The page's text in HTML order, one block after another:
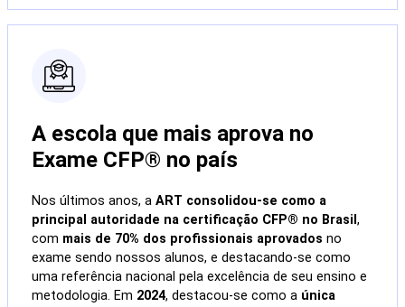
A escola que mais aprova no
Exame CFP® no país
Nos últimos anos, a ART consolidou-se como a
principal autoridade na certificação CFP® no Brasil ,
com mais de 70% dos profissionais aprovados no
exame sendo nossos alunos, e destacando-se como
uma referência nacional pela excelência de seu ensino e
metodologia. Em 2024, destacou-se como a única